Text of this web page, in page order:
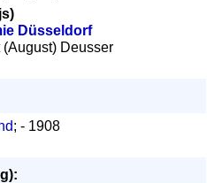
Düsseldorf
Deusser
; - 1908